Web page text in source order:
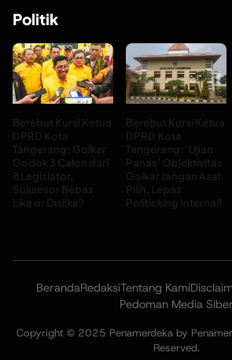
Politik
Berebut Kursi Ketua
DPRD Kota
Tangerang: Golkar
Godok 3 Calon dari
8 Legislator,
Suksesor Bebas
Like or Dislike?
Berebut Kursi Ketua
DPRD Kota
Tangerang: ‘Ujian
Panas’ Objektivitas
Golkar Jangan Asal
Pilih, Lepas
Politicking Internal!
BerandaRedaksiTentang Kami
Pedoman Media Siber
Copyright © 2025 Penamerdeka by
Reserved.